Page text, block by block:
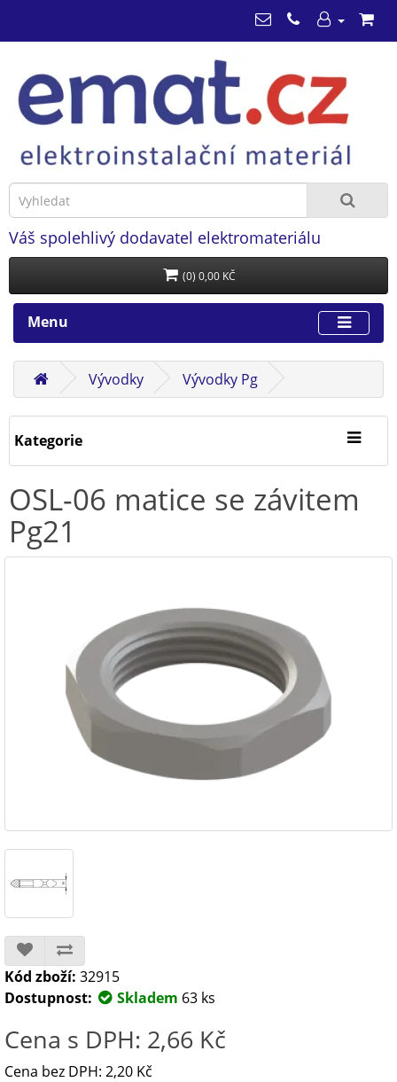
Váš spolehlivý dodavatel elektromateriálu
(0) 0,00 KČ
Menu
Vývodky Vývodky Pg
Kategorie
OSL-06 matice se závitem
Pg21
Kód zboží: 32915
Dostupnost:
Skladem 63 ks
Cena s DPH: 2,66 Kč
Cena bez DPH: 2,20 Kč